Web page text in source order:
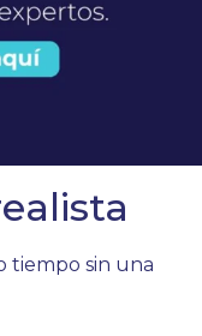
tiempo sin una